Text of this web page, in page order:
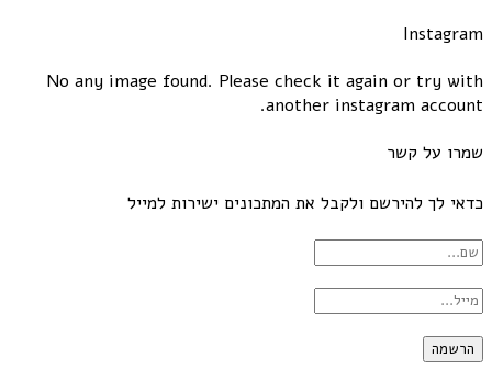
Instagram
No any image found. Please check it again or try with
another instagram account.
שמרו על קשר
כדאי לך להירשם ולקבל את המתכונים ישירות למייל